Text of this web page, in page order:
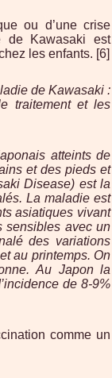
ou d’une crise
de Kawasaki est
les enfants. [6]
de Kawasaki :
traitement et les
atteints de
et des pieds et
Disease) est la
La maladie est
asiatiques vivant
sensibles avec un
des variations
au printemps. On
Au Japon la
de 8-9%
comme un